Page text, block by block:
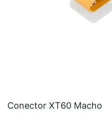
Conector XT60 Macho